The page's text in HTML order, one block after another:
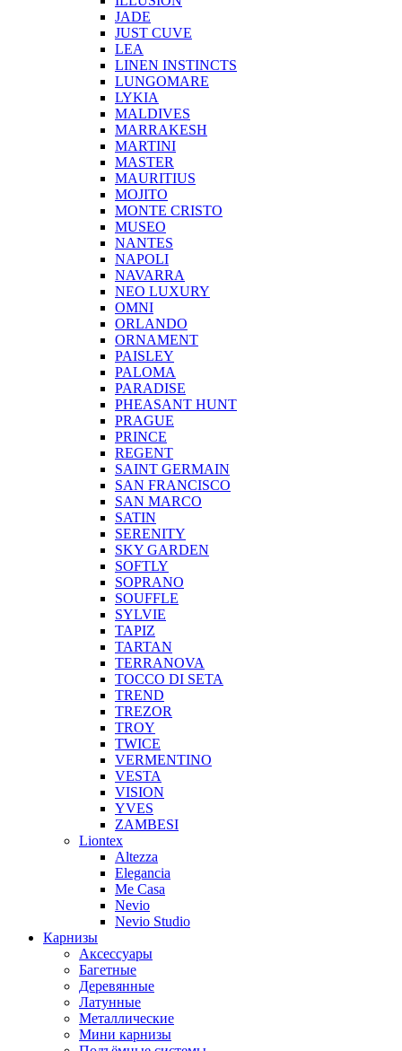
JADE
JUST CUVE
LEA
LINEN INSTINCTS
LUNGOMARE
LYKIA
MALDIVES
MARRAKESH
MARTINI
MASTER
MAURITIUS
MOJITO
MONTE CRISTO
MUSEO
NANTES
NAPOLI
NAVARRA
NEO LUXURY
OMNI
ORLANDO
ORNAMENT
PAISLEY
PALOMA
PARADISE
PHEASANT HUNT
PRAGUE
PRINCE
REGENT
SAINT GERMAIN
SAN FRANCISCO
SAN MARCO
SATIN
SERENITY
SKY GARDEN
SOFTLY
SOPRANO
SOUFFLE
SYLVIE
TAPIZ
TARTAN
TERRANOVA
TOCCO DI SETA
TREND
TREZOR
TROY
TWICE
VERMENTINO
VESTA
VISION
YVES
ZAMBESI
Liontex
Altezza
Elegancia
Me Casa
Nevio
Nevio Studio
Карнизы
Аксессуары
Багетные
Деревянные
Латунные
Металлические
Мини карнизы